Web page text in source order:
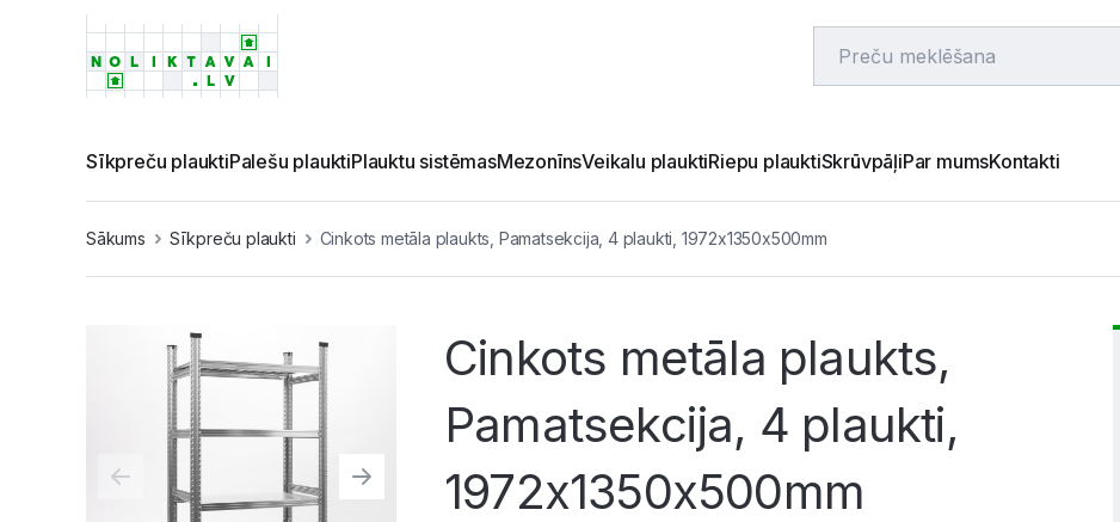
Sīkpreču plauktiPalešu plauktiPlauktu sistēmasMezonīnsVeikalu plauktiRiepu plauktiSkrūvpāļiPar mumsKontakti
Sākums Sīkpreču plaukti Cinkots metāla plaukts, Pamatsekcija, 4 plaukti, 1972x1350x500mm
Cinkots metāla plaukts,
Pamatsekcija, 4 plaukti,
1972x1350x500mm